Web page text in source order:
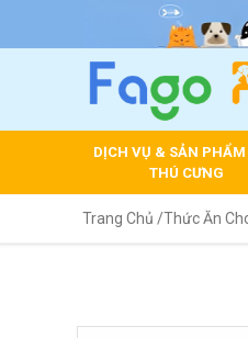
DỊCH VỤ & SẢN PHẨM
THÚ CƯNG
Trang Chủ /Thức Ăn